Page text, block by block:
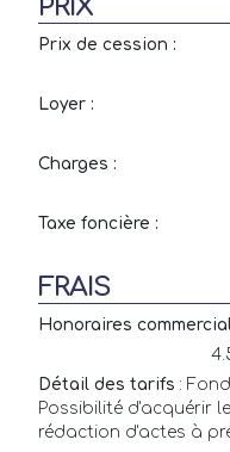
PRIX
Prix de cession :
Loyer :
Charges :
Taxe foncière :
FRAIS
Honoraires
Détail des tarifs :
Possibilité d'acquérir
rédaction d'actes à